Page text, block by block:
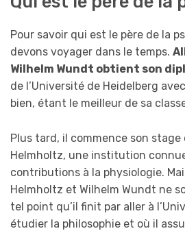
Pour savoir qui est le père de la
devons voyager dans le temps.
Wilhelm Wundt obtient son
de l’Université de Heidelberg
bien, étant le meilleur de sa
Plus tard, il commence son stage
Helmholtz, une institution
contributions à la physiologie.
Helmholtz et Wilhelm Wundt ne
tel point qu’il finit par aller à
étudier la philosophie et où il